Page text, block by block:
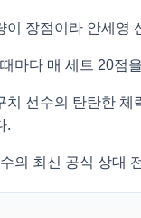
이 장점이라 안세영
마다 매 세트 20점
선수의 탄탄한
.
의 최신 공식 상대